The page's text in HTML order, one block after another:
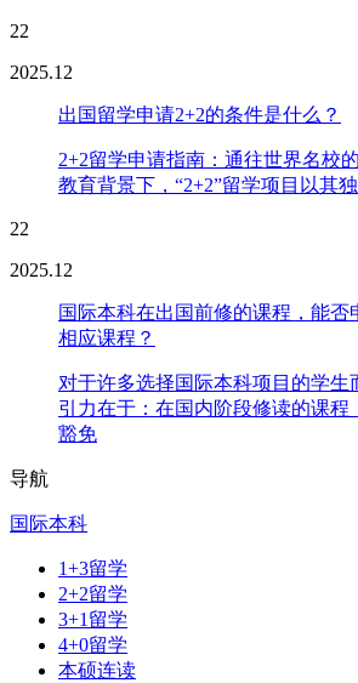
22
2025.12
出国留学申请2+2的条件是什么？
2+2留学申请指南：通往世界名校
教育背景下，“2+2”留学项目以其
22
2025.12
国际本科在出国前修的课程，能否
相应课程？
对于许多选择国际本科项目的学生
引力在于：在国内阶段修读的课程
豁免
导航
国际本科
1+3留学
2+2留学
3+1留学
4+0留学
本硕连读